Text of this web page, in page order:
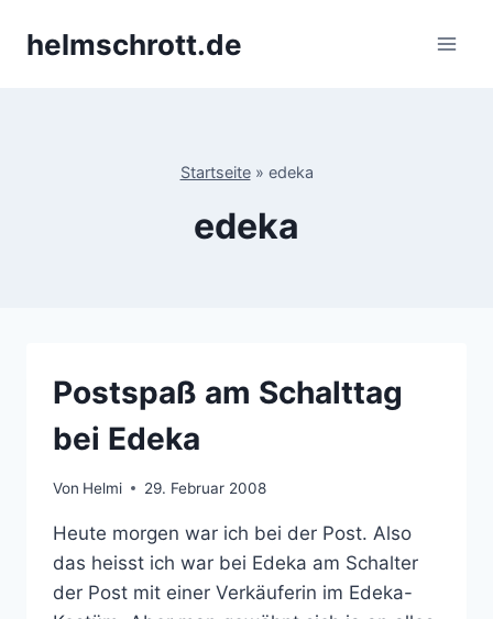
Inhalthelmschrott.de
Startseite» edeka
edeka
Postspaß am Schalttag
bei Edeka
Von Helmi 29. Februar 2008
Heute morgen war ich bei der Post. Also
das heisst ich war bei Edeka am Schalter
der Post mit einer Verkäuferin im Edeka-